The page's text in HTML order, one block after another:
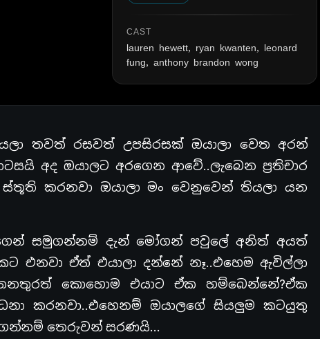
CAST
lauren hewett, ryan kwanten, leonard
fung, anthony brandon wong
තවත් රසවත් උපසිරසක් ඔයාලා වෙත අරන්
අද ඔයාලට අරගෙන ආවේ..ලැබෙන ප්‍රතිචාර
කරනවා ඔයාලා මං වෙනුවෙන් තියලා යන
සමුගන්නම් දැන් මෝගන් පවුලේ අනිත් අයත්
එනවා ඒත් එයාලා දන්නේ නෑ..එහෙම ඇවිල්ලා
කොහොම එයාට ඒක හම්බෙන්නේ?ඒක
කරනවා..එහෙනම් ඔයාලගේ සියලුම කටයුතු
තෙරුවන් සරණයි…